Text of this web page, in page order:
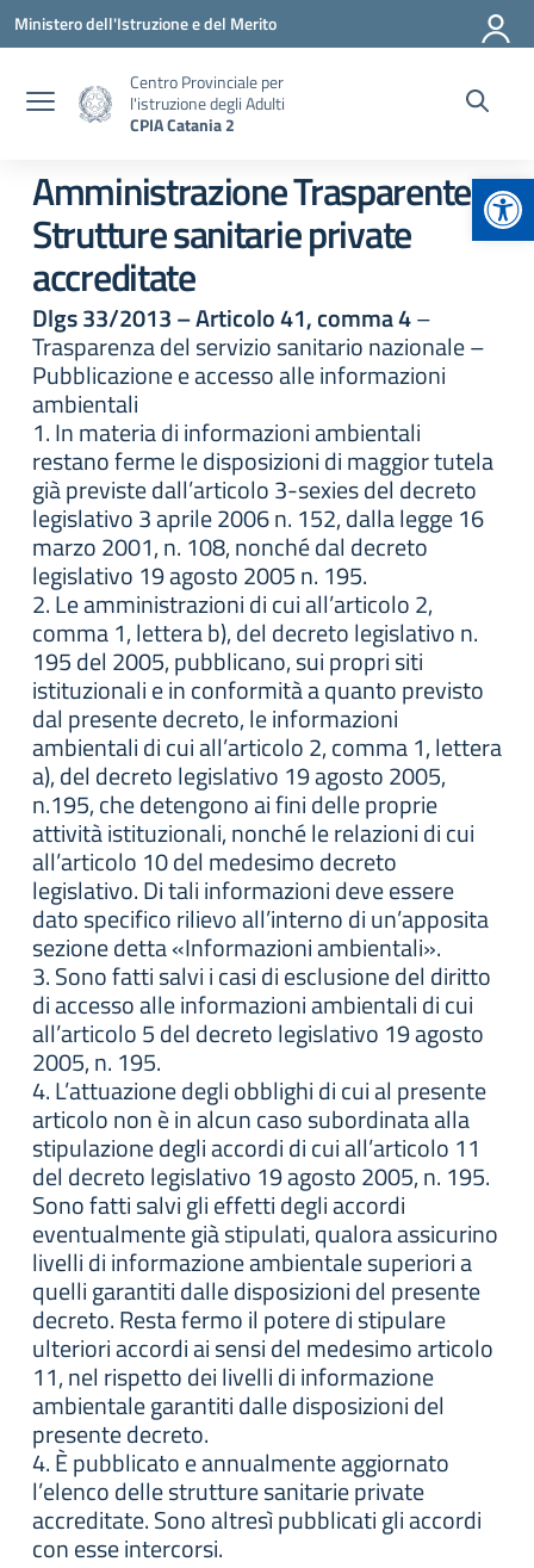
Vai ai contenuti
Vai al menu di navigazione
Vai al footer
Ministero dell'Istruzione e del Merito
Centro Provinciale per
l'istruzione degli Adulti
CPIA Catania 2
Amministrazione Trasparente:
Strutture sanitarie private
accreditate
Dlgs 33/2013 – Articolo 41, comma 4–
Trasparenza del servizio sanitario nazionale –
Pubblicazione e accesso alle informazioni
ambientali
1. In materia di informazioni ambientali
restano ferme le disposizioni di maggior tutela
già previste dall’articolo 3-sexies del decreto
legislativo 3 aprile 2006 n. 152, dalla legge 16
marzo 2001, n. 108, nonché dal decreto
legislativo 19 agosto 2005 n. 195.
2. Le amministrazioni di cui all’articolo 2,
comma 1, lettera b), del decreto legislativo n.
195 del 2005, pubblicano, sui propri siti
istituzionali e in conformità a quanto previsto
dal presente decreto, le informazioni
ambientali di cui all’articolo 2, comma 1, lettera
a), del decreto legislativo 19 agosto 2005,
n.195, che detengono ai fini delle proprie
attività istituzionali, nonché le relazioni di cui
all’articolo 10 del medesimo decreto
legislativo. Di tali informazioni deve essere
dato specifico rilievo all’interno di un’apposita
sezione detta «Informazioni ambientali».
3. Sono fatti salvi i casi di esclusione del diritto
di accesso alle informazioni ambientali di cui
all’articolo 5 del decreto legislativo 19 agosto
2005, n. 195.
4. L’attuazione degli obblighi di cui al presente
articolo non è in alcun caso subordinata alla
stipulazione degli accordi di cui all’articolo 11
del decreto legislativo 19 agosto 2005, n. 195.
Sono fatti salvi gli effetti degli accordi
eventualmente già stipulati, qualora assicurino
livelli di informazione ambientale superiori a
quelli garantiti dalle disposizioni del presente
decreto. Resta fermo il potere di stipulare
ulteriori accordi ai sensi del medesimo articolo
11, nel rispetto dei livelli di informazione
ambientale garantiti dalle disposizioni del
presente decreto.
4. È pubblicato e annualmente aggiornato
l’elenco delle strutture sanitarie private
accreditate. Sono altresì pubblicati gli accordi
con esse intercorsi.